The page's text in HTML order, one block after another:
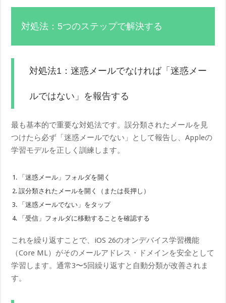
対処法：5つのステップで解決する
対処法1：迷惑メールでなければ「迷惑メー
ルではない」を報告する
最も基本的で重要な対処法です。誤分類されたメールを見
つけたら必ず「迷惑メールでない」として報告し、Appleの
学習モデルを正しく訓練します。
「迷惑メール」フォルダを開く
誤分類されたメールを開く（または長押し）
「迷惑メールでない」をタップ
「受信」フォルダに移動することを確認する
これを繰り返すことで、iOS 26のオンデバイス学習機能
（Core ML）がそのメールアドレス・ドメインを安全として
学習します。通常3〜5回繰り返すと自動分類が改善されま
す。